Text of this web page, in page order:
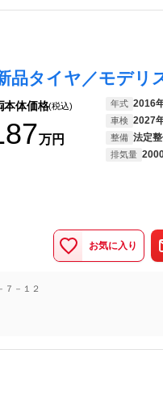
本体価格(税込)
万円
年式 2016
車検 2027
整備 法定
排気量
お気に入り
７－１２